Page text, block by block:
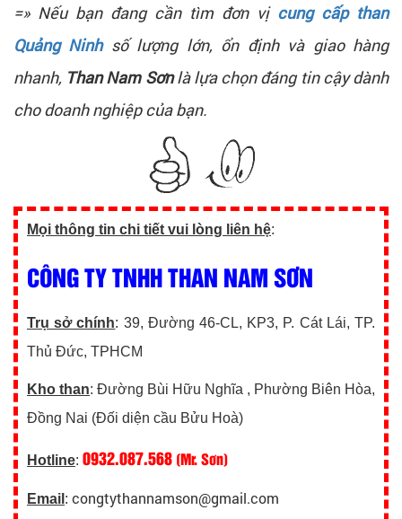
=» Nếu bạn đang cần tìm đơn vị cung cấp than
Quảng Ninhsố lượng lớn, ổn định và giao hàng
nhanh, Than Nam Sơnlà lựa chọn đáng tin cậy dành
cho doanh nghiệp của bạn.
Mọi thông tin chi tiết vui lòng liên hệ:
CÔNG TY TNHH THAN NAM SƠN
Trụ sở chính: 39, Đường 46-CL, KP3, P. Cát Lái, TP.
Thủ Đức, TPHCM
Kho than: Đường Bùi Hữu Nghĩa , Phường Biên Hòa,
Đồng Nai (Đối diện cầu Bửu Hoà)
Hotline: 0932.087.568 (Mr. Sơn)
Email : congtythannamson@gmail.com